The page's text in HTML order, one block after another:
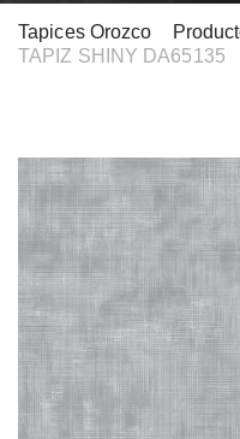
Tapices Orozco
TAPIZ SHINY DA65135